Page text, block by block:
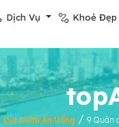
Dịch Vụ Khoẻ Đẹp
Địa Điểm Ăn Uống / 9 Quán